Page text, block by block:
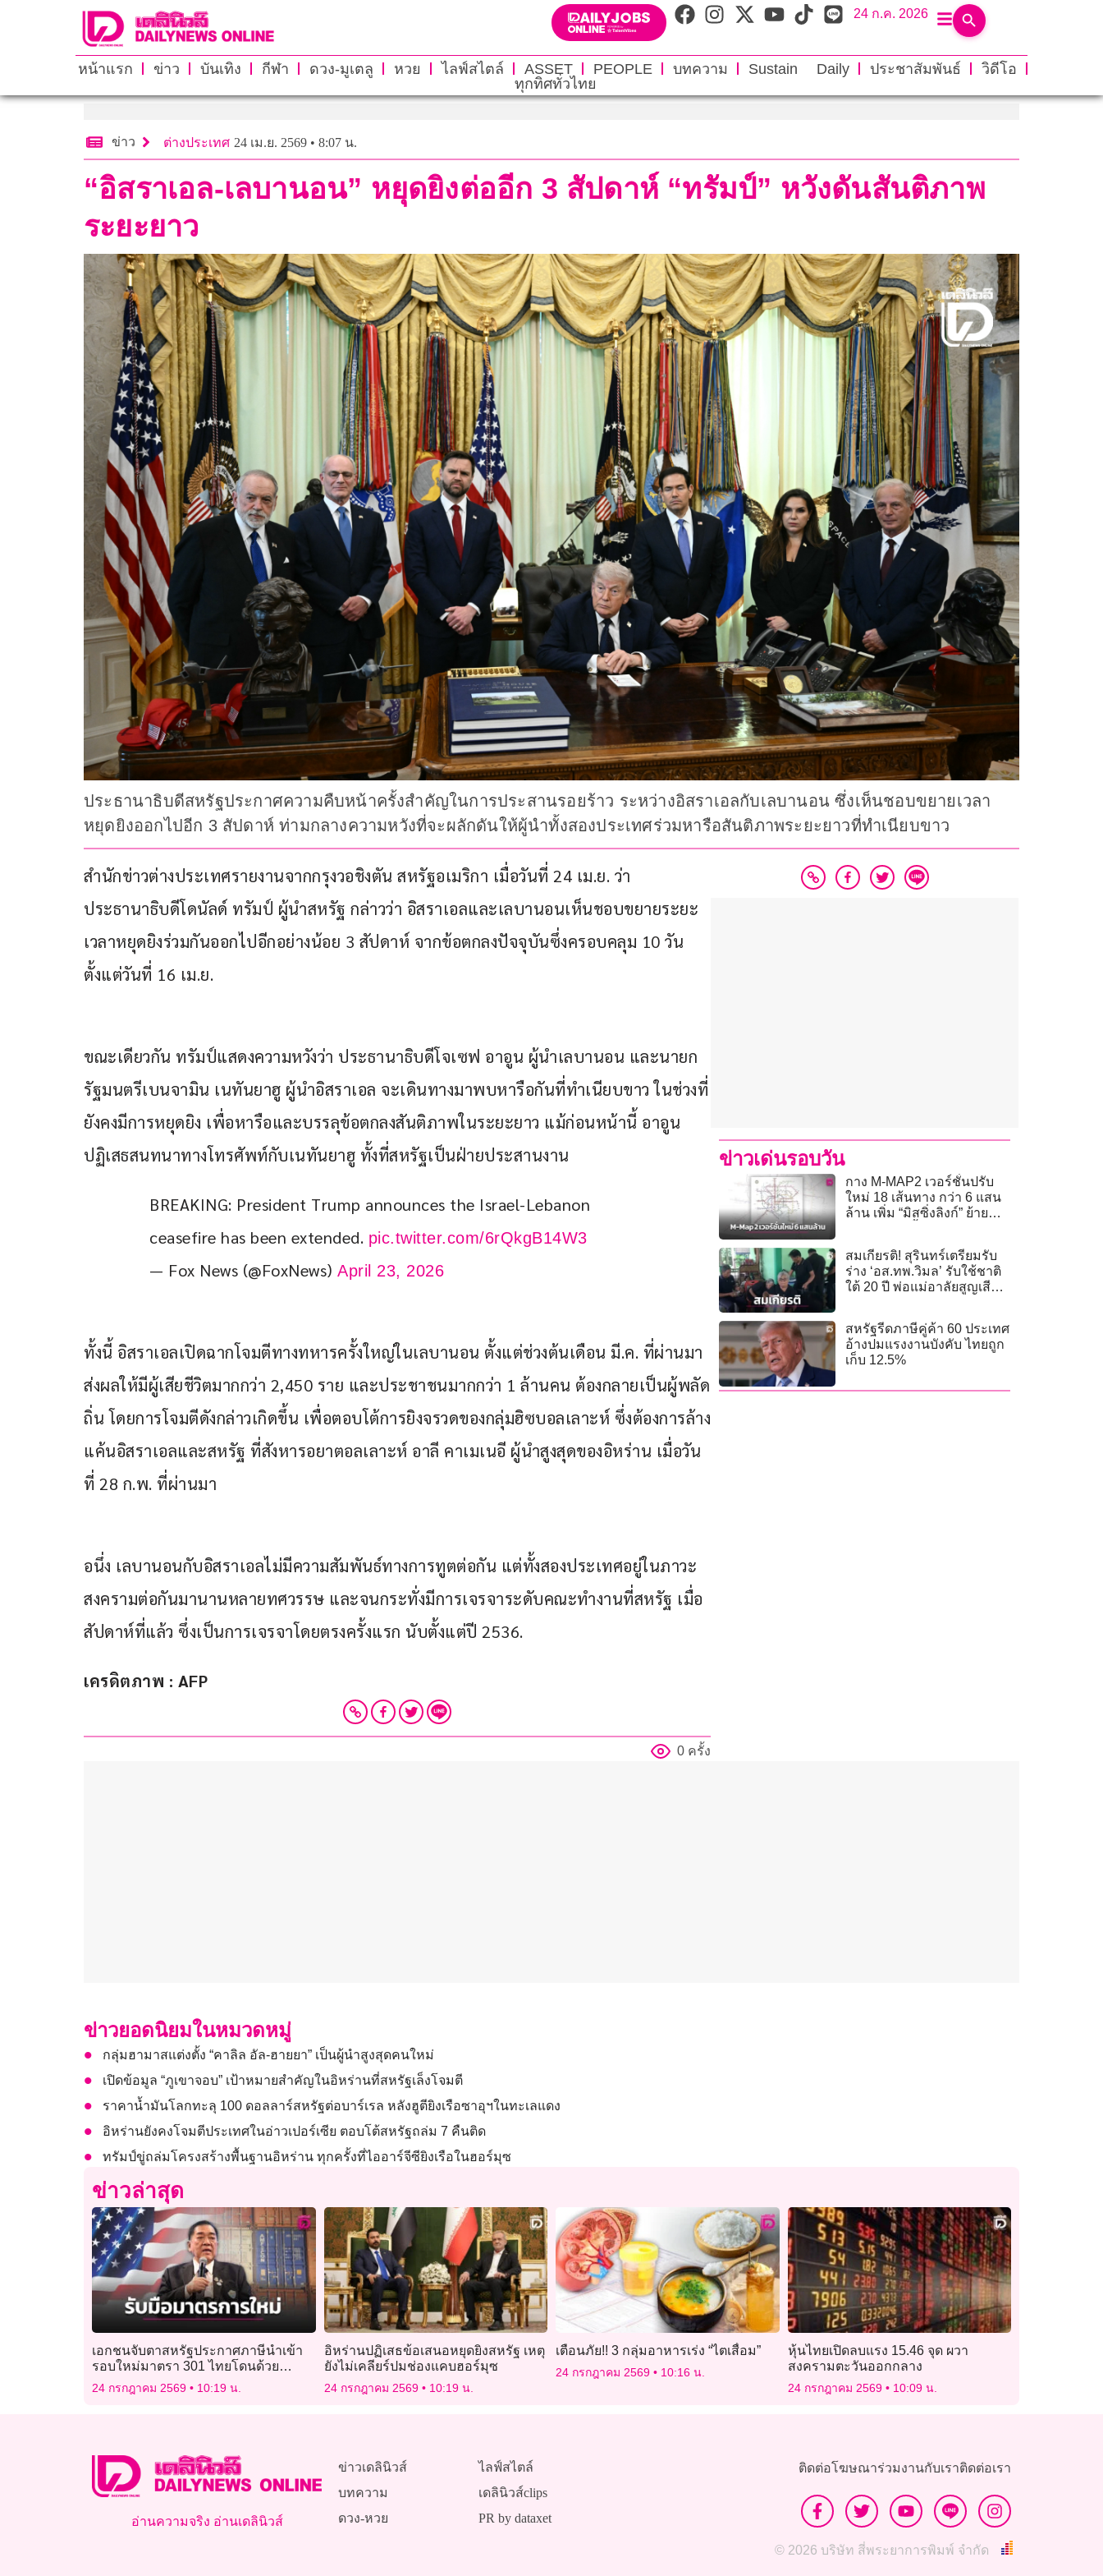
24 ก.ค. 2026
หน้าแรก ข่าว บันเทิง กีฬา ดวง-มูเตลู หวย ไลฟ์สไตล์ ASSET PEOPLE บทความ Sustain Daily ประชาสัมพันธ์
วิดีโอ
ทุกทิศทั่วไทย
ข่าว ต่างประเทศ 24 เม.ย. 2569 • 8:07 น.
“อิสราเอล-เลบานอน” หยุดยิงต่ออีก 3 สัปดาห์ “ทรัมป์” หวังดันสันติภาพ
ระยะยาว
ประธานาธิบดีสหรัฐประกาศความคืบหน้าครั้งสำคัญในการประสานรอยร้าว ระหว่างอิสราเอลกับเลบานอน ซึ่งเห็นชอบขยายเวลา
หยุดยิงออกไปอีก 3 สัปดาห์ ท่ามกลางความหวังที่จะผลักดันให้ผู้นำทั้งสองประเทศร่วมหารือสันติภาพระยะยาวที่ทำเนียบขาว
สำนักข่าวต่างประเทศรายงานจากกรุงวอชิงตัน สหรัฐอเมริกา เมื่อวันที่ 24 เม.ย. ว่า
ประธานาธิบดีโดนัลด์ ทรัมป์ ผู้นำสหรัฐ กล่าวว่า อิสราเอลและเลบานอนเห็นชอบขยายระยะ
เวลาหยุดยิงร่วมกันออกไปอีกอย่างน้อย 3 สัปดาห์ จากข้อตกลงปัจจุบันซึ่งครอบคลุม 10 วัน
ตั้งแต่วันที่ 16 เม.ย.
ขณะเดียวกัน ทรัมป์แสดงความหวังว่า ประธานาธิบดีโจเซฟ อาอูน ผู้นำเลบานอน และนายก
รัฐมนตรีเบนจามิน เนทันยาฮู ผู้นำอิสราเอล จะเดินทางมาพบหารือกันที่ทำเนียบขาว ในช่วงที่
ยังคงมีการหยุดยิง เพื่อหารือและบรรลุข้อตกลงสันติภาพในระยะยาว แม้ก่อนหน้านี้ อาอูน
ปฏิเสธสนทนาทางโทรศัพท์กับเนทันยาฮู ทั้งที่สหรัฐเป็นฝ่ายประสานงาน
BREAKING: President Trump announces the Israel-Lebanon
ceasefire has been extended. pic.twitter.com/6rQkgB14W3
— Fox News (@FoxNews) April 23, 2026
ทั้งนี้ อิสราเอลเปิดฉากโจมตีทางทหารครั้งใหญ่ในเลบานอน ตั้งแต่ช่วงต้นเดือน มี.ค. ที่ผ่านมา
ส่งผลให้มีผู้เสียชีวิตมากกว่า 2,450 ราย และประชาชนมากกว่า 1 ล้านคน ต้องกลายเป็นผู้พลัด
ถิ่น โดยการโจมตีดังกล่าวเกิดขึ้น เพื่อตอบโต้การยิงจรวดของกลุ่มฮิซบอลเลาะห์ ซึ่งต้องการล้าง
แค้นอิสราเอลและสหรัฐ ที่สังหารอยาตอลเลาะห์ อาลี คาเมเนอี ผู้นำสูงสุดของอิหร่าน เมื่อวัน
ที่ 28 ก.พ. ที่ผ่านมา
อนึ่ง เลบานอนกับอิสราเอลไม่มีความสัมพันธ์ทางการทูตต่อกัน แต่ทั้งสองประเทศอยู่ในภาวะ
สงครามต่อกันมานานหลายทศวรรษ และจนกระทั่งมีการเจรจาระดับคณะทำงานที่สหรัฐ เมื่อ
สัปดาห์ที่แล้ว ซึ่งเป็นการเจรจาโดยตรงครั้งแรก นับตั้งแต่ปี 2536.
เครดิตภาพ : AFP
0 ครั้ง
ข่าวเด่นรอบวัน
กาง M-MAP2 เวอร์ชั่นปรับ
ใหม่ 18 เส้นทาง กว่า 6 แสน
ล้าน เพิ่ม “มิสซิ่งลิงก์” ย้าย
สมเกียรติ! สุรินทร์เตรียมรับ
ร่าง ‘อส.ทพ.วิมล’ รับใช้ชาติ
ใต้ 20 ปี พ่อแม่อาลัยสูญเสีย
สหรัฐรีดภาษีคู่ค้า 60 ประเทศ
อ้างปมแรงงานบังคับ ไทยถูก
เก็บ 12.5%
ข่าวยอดนิยมในหมวดหมู่
กลุ่มฮามาสแต่งตั้ง “คาลิล อัล-ฮายยา” เป็นผู้นำสูงสุดคนใหม่
เปิดข้อมูล “ภูเขาจอบ” เป้าหมายสำคัญในอิหร่านที่สหรัฐเล็งโจมตี
ราคาน้ำมันโลกทะลุ 100 ดอลลาร์สหรัฐต่อบาร์เรล หลังฮูตียิงเรือซาอุฯในทะเลแดง
อิหร่านยังคงโจมตีประเทศในอ่าวเปอร์เซีย ตอบโต้สหรัฐถล่ม 7 คืนติด
ทรัมป์ขู่ถล่มโครงสร้างพื้นฐานอิหร่าน ทุกครั้งที่ไออาร์จีซียิงเรือในฮอร์มุซ
ข่าวล่าสุด
เอกชนจับตาสหรัฐประกาศภาษีนำเข้า
รอบใหม่มาตรา 301 ไทยโดนด้วย
12.5%
24 กรกฎาคม 2569 10:19 น.
อิหร่านปฏิเสธข้อเสนอหยุดยิงสหรัฐ เหตุ
ยังไม่เคลียร์ปมช่องแคบฮอร์มุซ
24 กรกฎาคม 2569 10:19 น.
เตือนภัย!! 3 กลุ่มอาหารเร่ง “ไตเสื่อม”
24 กรกฎาคม 2569 10:16 น.
หุ้นไทยเปิดลบแรง 15.46 จุด ผวา
สงครามตะวันออกกลาง
24 กรกฎาคม 2569 10:09 น.
อ่านความจริง อ่านเดลินิวส์
ข่าวเดลินิวส์
บทความ
ดวง-หวย
ไลฟ์สไตล์
เดลินิวส์clips
PR by dataxet
ติดต่อโฆษณาร่วมงานกับเราติดต่อเรา
© 2026 บริษัท สี่พระยาการพิมพ์ จำกัด